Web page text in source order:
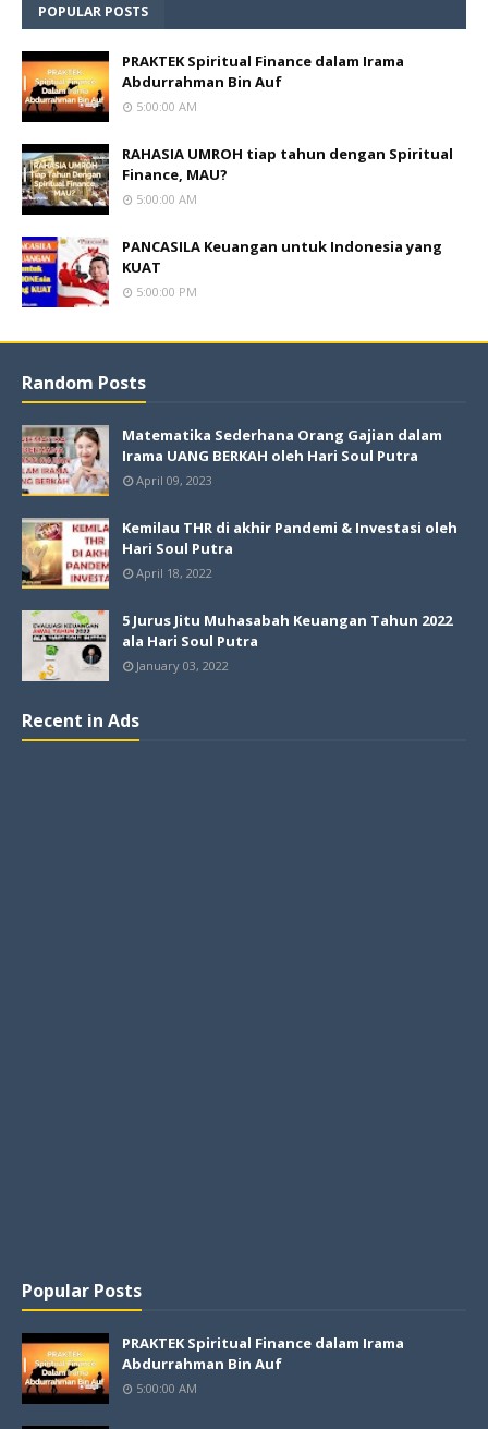
POPULAR POSTS
PRAKTEK Spiritual Finance dalam Irama
Abdurrahman Bin Auf
5:00:00 AM
RAHASIA UMROH tiap tahun dengan Spiritual
Finance, MAU?
5:00:00 AM
PANCASILA Keuangan untuk Indonesia yang
KUAT
5:00:00 PM
Random Posts
Matematika Sederhana Orang Gajian dalam
Irama UANG BERKAH oleh Hari Soul Putra
April 09, 2023
Kemilau THR di akhir Pandemi & Investasi oleh
Hari Soul Putra
April 18, 2022
5 Jurus Jitu Muhasabah Keuangan Tahun 2022
ala Hari Soul Putra
January 03, 2022
Recent in Ads
Popular Posts
PRAKTEK Spiritual Finance dalam Irama
Abdurrahman Bin Auf
5:00:00 AM